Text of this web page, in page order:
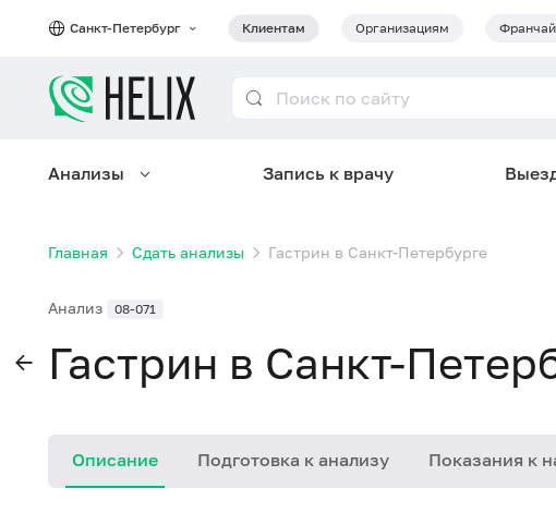
Санкт-Петербург Клиентам Организациям
Анализы Запись к врачу
Главная Сдать анализы Гастрин в Санкт-Петербурге
Анализ 08-071
Гастрин в Санкт-
Описание Подготовка к анализу Показания к